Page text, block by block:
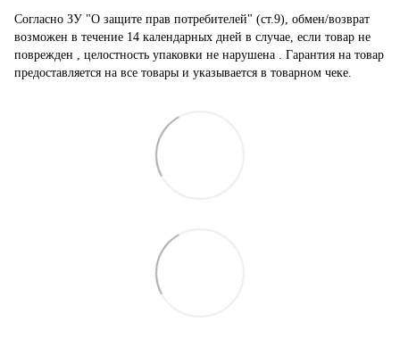
Согласно ЗУ "О защите прав потребителей" (ст.9), обмен/возврат
возможен в течение 14 календарных дней в случае, если товар не
поврежден , целостность упаковки не нарушена . Гарантия на товар
предоставляется на все товары и указывается в товарном чеке.